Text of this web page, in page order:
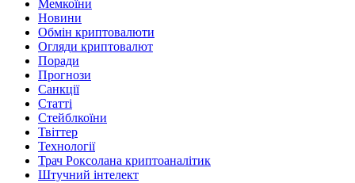
Мемкоїни
Новини
Обмін криптовалюти
Огляди криптовалют
Поради
Прогнози
Санкції
Статті
Стейблкоїни
Твіттер
Технології
Трач Роксолана криптоаналітик
Штучний інтелект